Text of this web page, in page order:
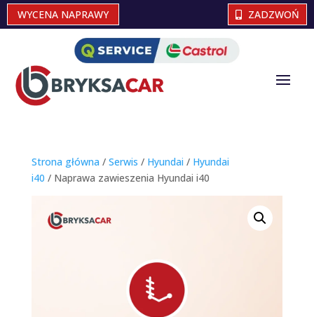
WYCENA NAPRAWY ZADZWOŃ
Strona główna / Serwis / Hyundai / Hyundai
i40 / Naprawa zawieszenia Hyundai i40